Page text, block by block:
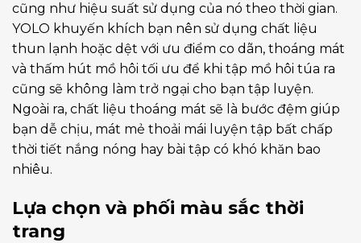
cũng như hiệu suất sử dụng của nó theo thời gian.
YOLO khuyến khích bạn nên sử dụng chất liệu
thun lạnh hoặc dệt với ưu điểm co dãn, thoáng mát
và thấm hút mồ hôi tối ưu để khi tập mồ hôi túa ra
cũng sẽ không làm trở ngại cho bạn tập luyện.
Ngoài ra, chất liệu thoáng mát sẽ là bước đệm giúp
bạn dễ chịu, mát mẻ thoải mái luyện tập bất chấp
thời tiết nắng nóng hay bài tập có khó khăn bao
nhiêu.
Lựa chọn và phối màu sắc thời
trang